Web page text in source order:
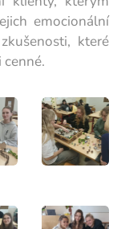
emocionální
které